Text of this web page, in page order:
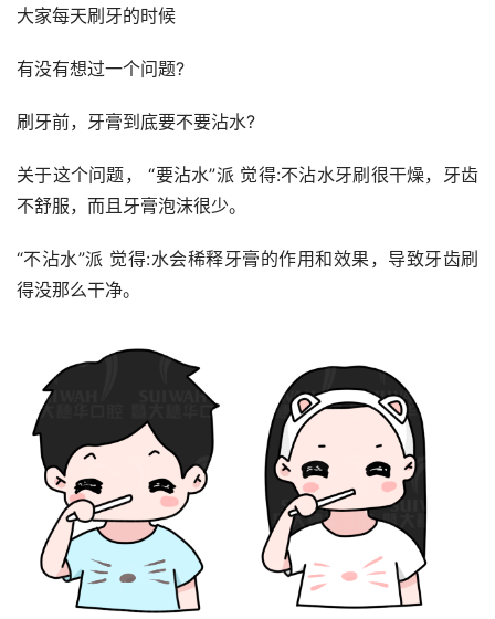
大家每天刷牙的时候
有没有想过一个问题?
刷牙前，牙膏到底要不要沾水?
关于这个问题， “要沾水”派 觉得:不沾水牙刷很干燥，牙齿
不舒服，而且牙膏泡沫很少。
“不沾水”派 觉得:水会稀释牙膏的作用和效果，导致牙齿刷
得没那么干净。